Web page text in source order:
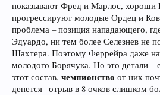
показывают Фред и Марлос, хороши
прогрессируют молодые Ордец и
проблема – позиция нападающего,
Эдуардо, ни тем более Селезнев не
Шахтера. Поэтому Феррейра даже
молодого Борячука. Но это детали –
этот состав, чемпионство от них
денется –отрыв в 8 очков слишком